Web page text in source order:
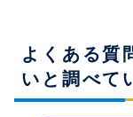
よくある質
いと調べて